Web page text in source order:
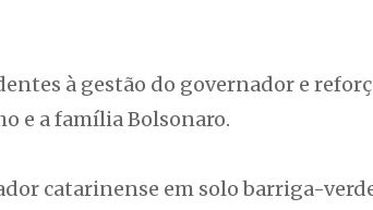
à gestão do governador e
e a família Bolsonaro.
catarinense em solo barriga-